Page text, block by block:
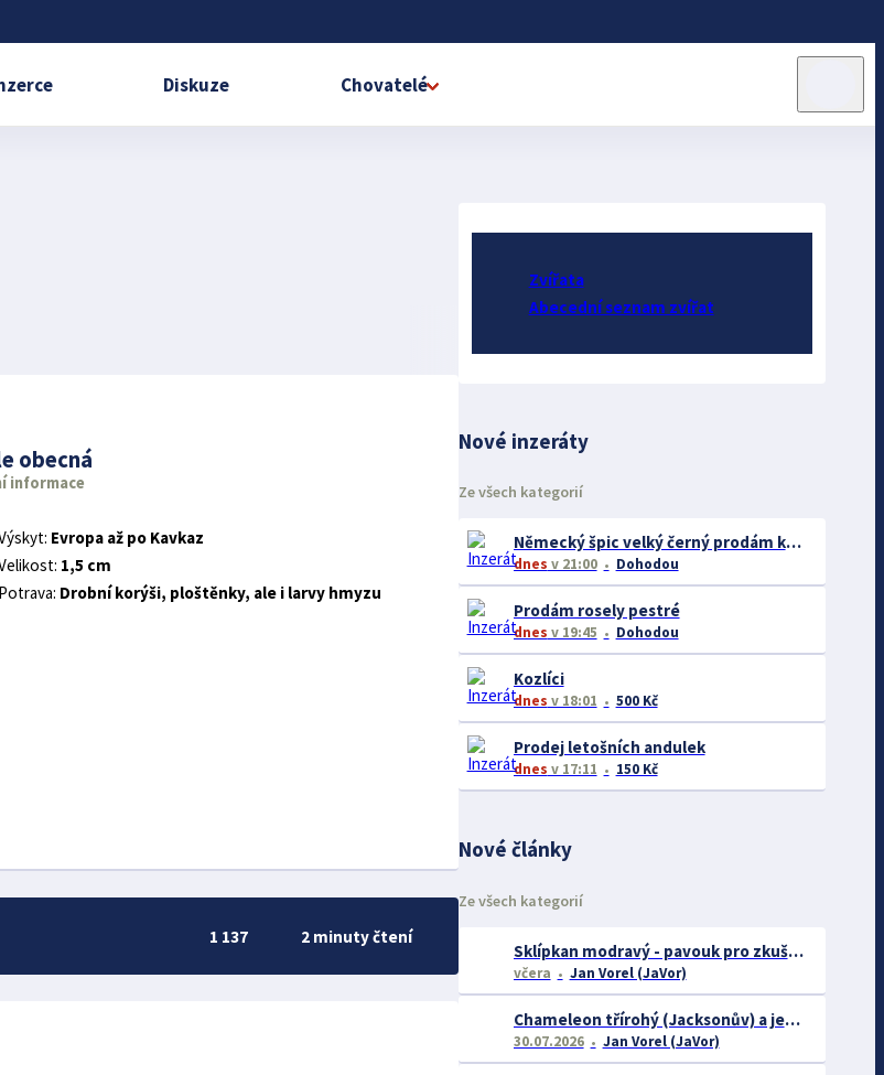
Diskuze Chovatelé
obecná
informace
Evropa až po Kavkaz
1,5 cm
Potrava: Drobní korýši, ploštěnky, ale i larvy hmyzu
1 137 2 minuty čtení
Zvířata
Abecední seznam zvířat
Nové inzeráty
Ze všech kategorií
Německý špic velký černý prodám krásná štěňata s PP - rarita
dnes v 21:00 Dohodou
Prodám rosely pestré
dnes v 19:45 Dohodou
Kozlíci
dnes v 18:01 500 Kč
Prodej letošních andulek
dnes v 17:11 150 Kč
Nové články
Ze všech kategorií
Sklípkan modravý - pavouk pro zkušené chovatele
včera Jan Vorel (JaVor)
Chameleon třírohý (Jacksonův) a jeho chov
30.07.2026 Jan Vorel (JaVor)